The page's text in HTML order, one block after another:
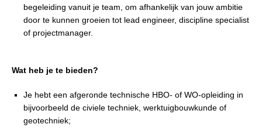
begeleiding vanuit je team, om afhankelijk van jouw ambitie
door te kunnen groeien tot lead engineer, discipline specialist
of projectmanager.
Wat heb je te bieden?
Je hebt een afgeronde technische HBO- of WO-opleiding in
bijvoorbeeld de civiele techniek, werktuigbouwkunde of
geotechniek;